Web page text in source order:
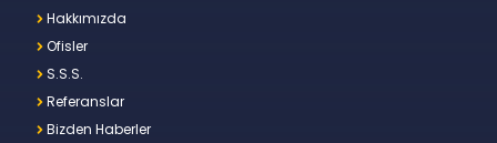
Hakkımızda
Ofisler
S.S.S.
Referanslar
Bizden Haberler